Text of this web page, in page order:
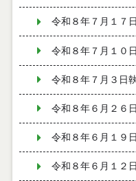
令和８年７月１７
令和８年７月１０
令和８年７月３日
令和８年６月２６
令和８年６月１９
令和８年６月１２